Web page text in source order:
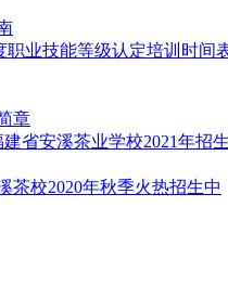
职业技能等级认定培训时间
章
省安溪茶业学校2021年招
校2020年秋季火热招生中